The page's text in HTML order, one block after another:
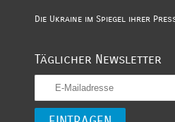
Die Ukraine im Spiegel ihrer
Täglicher Newsletter